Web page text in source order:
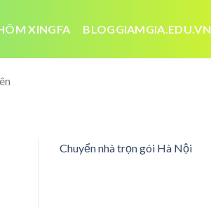
XINGFA BLOGGIAMGIA.EDU.VN
Chuyển nhà trọn gói Hà Nội